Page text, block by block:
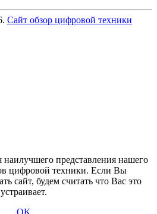
Сайт обзор цифровой техники
представления нашего
цифровой техники. Если Вы
сайт, будем считать что Вас это
устраивает.
OK